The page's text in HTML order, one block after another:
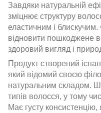
Завдяки натуральній
зміцнює структуру
еластичним і
відновити пошкоджене
здоровий вигляд і
Продукт створений
який відомий своєю
натуральним складом.
типів волосся, у тому
Має густу консистенцію,